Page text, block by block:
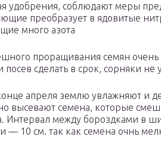
удобрения, соблюдают меры
преобразует в ядовитые
много азота
проращивания семян
посев сделать в срок, сорняки
апреля землю увлажняют и
высевают семена, которые
Интервал между бороздками в
— 10 см. так как семена очнь